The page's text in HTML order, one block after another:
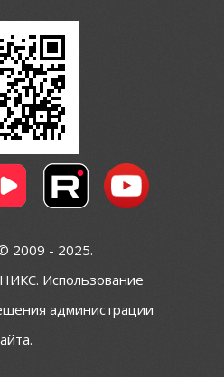
2009 - 2025.
Использование
администрации